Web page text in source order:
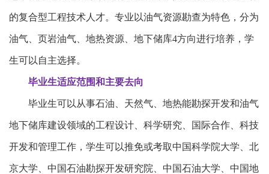
的复合型工程技术人才。专业以油气资源勘查为特色，分为
油气、页岩油气、地热资源、地下储库4方向进行培养，学
生可以自主选择。
毕业生适应范围和主要去向
毕业生可以从事石油、天然气、地热能勘探开发和油气
地下储库建设领域的工程设计、科学研究、国际合作、科技
开发和管理工作，学生可以推免或考取中国科学院大学、北
京大学、中国石油勘探开发研究院、中国石油大学、中国地